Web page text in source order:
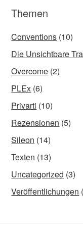
Themen
Conventions (10)
Die Unsichtbare
Overcome (2)
PLEx (6)
Privarti (10)
Rezensionen (5)
Sileon (14)
Texten (13)
Uncategorized (3)
Veröffentlichungen